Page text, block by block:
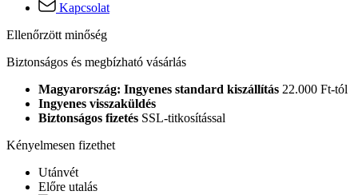
Kapcsolat
Ellenőrzött minőség
Biztonságos és megbízható vásárlás
Magyarország: Ingyenes standard kiszállítás 22.000 Ft-tól
Ingyenes visszaküldés
Biztonságos fizetés SSL-titkosítással
Kényelmesen fizethet
Utánvét
Előre utalás